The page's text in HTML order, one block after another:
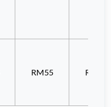
RM55 RM95